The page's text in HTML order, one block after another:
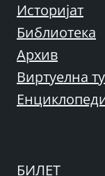
Историјат
Библиотека
Архив
Виртуелна
БИЛЕТ